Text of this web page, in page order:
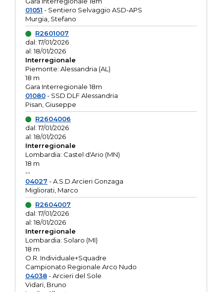
01051 - Sentiero Selvaggio ASD-APS
Murgia, Stefano
R2601007
dal: 17/01/2026
al: 18/01/2026
Interregionale
Piemonte: Alessandria (AL)
18 m
Gara Interregionale 18m
01080- SSD DLF Alessandria
Pisan, Giuseppe
R2604006
dal: 17/01/2026
al: 18/01/2026
Interregionale
Lombardia: Castel d'Ario (MN)
18 m
--
04027 - A.S.D.Arcieri Gonzaga
Migliorati, Marco
R2604007
dal: 17/01/2026
al: 18/01/2026
Interregionale
Lombardia: Solaro (MI)
18 m
O.R. Individuale+Squadre
Campionato Regionale Arco Nudo
04038- Arcieri del Sole
Vidari, Bruno